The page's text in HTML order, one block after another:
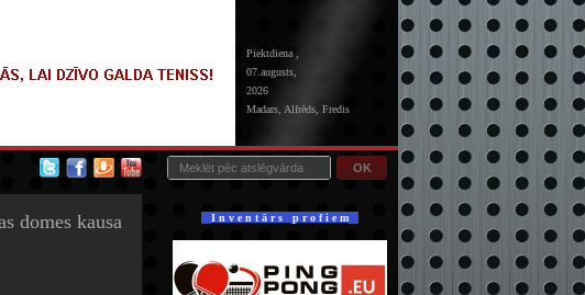
Piektdiena ,
07.augusts,
2026
Madars, Alfrēds, Fredis
OK
domes kausa
I n v e n t ā r s p r o f i e m